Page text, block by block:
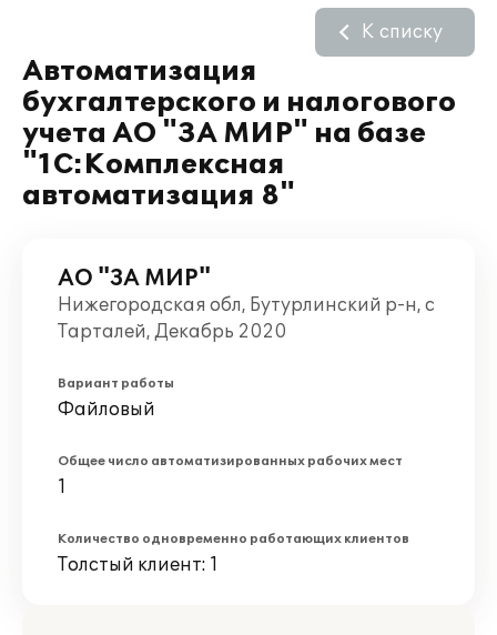
Автоматизация
бухгалтерского и налогового
учета АО "ЗА МИР" на базе
"1С:Комплексная
автоматизация 8"
К списку
АО "ЗА МИР"
Нижегородская обл, Бутурлинский р-н, с
Тарталей, Декабрь 2020
Вариант работы
Файловый
Общее число автоматизированных рабочих мест
1
Количество одновременно работающих клиентов
Толстый клиент: 1